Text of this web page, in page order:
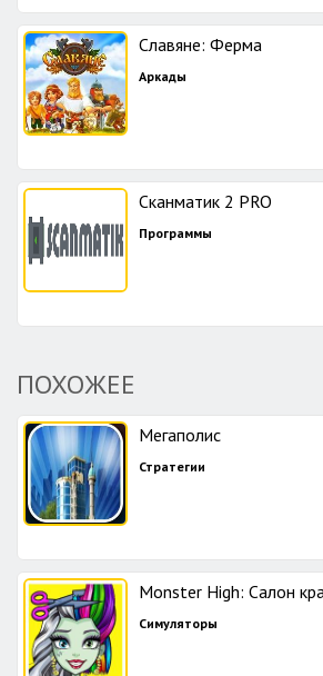
Славяне: Ферма
Аркады
Сканматик 2 PRO
Программы
ПОХОЖЕЕ
Мегаполис
Стратегии
Monster High: Салон
Симуляторы